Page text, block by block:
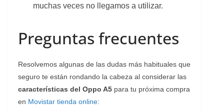
muchas veces no llegamos a utilizar.
Preguntas frecuentes
Resolvemos algunas de las dudas más habituales que
seguro te están rondando la cabeza al considerar las
características del Oppo A5 para tu próxima compra
en Movistar tienda online: